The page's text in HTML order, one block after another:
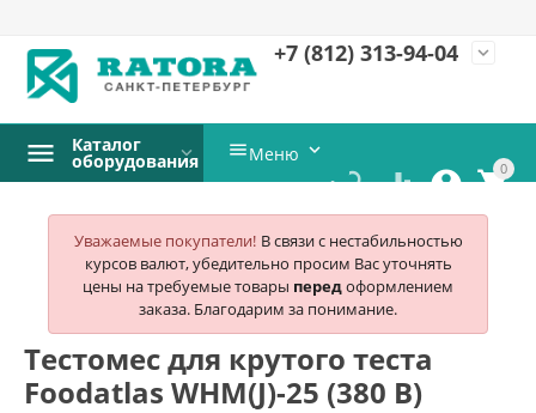
+7 (812) 313-94-04 expand_more
0


 
Каталог
оборудования Меню 
Уважаемые покупатели! В связи с нестабильностью
курсов валют, убедительно просим Вас уточнять
цены на требуемые товары передоформлением
заказа. Благодарим за понимание.
Тестомес для крутого теста
Foodatlas WHM(J)-25 (380 В)